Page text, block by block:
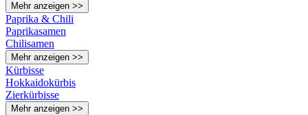
Mehr anzeigen >>
Paprika & Chili
Paprikasamen
Chilisamen
Mehr anzeigen >>
Kürbisse
Hokkaidokürbis
Zierkürbisse
Mehr anzeigen >>